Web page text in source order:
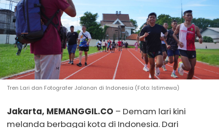
Tren Lari dan Fotografer Jalanan di Indonesia (Foto: Istimewa)
Jakarta, MEMANGGIL.CO – Demam lari kini
melanda berbagai kota di Indonesia. Dari